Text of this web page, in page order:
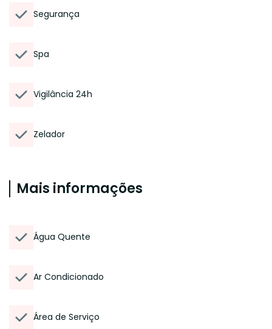
Segurança
Spa
Vigilância 24h
Zelador
Mais informações
Água Quente
Ar Condicionado
Área de Serviço